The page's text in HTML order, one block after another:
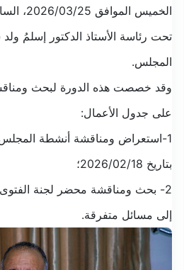
الخميس
تحت رئاسة الأستاذ الدكتور إسلمُ
المجلس.
وقد خصصت هذه الدورة لبحث ومناقشة
على جدول الأعمال:
1-استعراض ومناقشة أنشطة المجلس
بتاريخ 2026/02/18؛
إلى مسائل متفرقة.